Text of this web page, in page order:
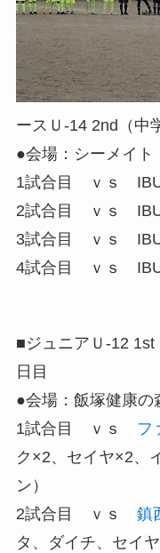
ースＵ-14 2nd（
●会場：シーメイト
1試合目 ｖｓ
2試合目 ｖｓ
3試合目 ｖｓ
4試合目 ｖｓ
■ジュニアＵ-12
日目
●会場：飯塚健康の
1試合目 ｖｓ
フ
ク×2、セイヤ×2、
ン）
2試合目 ｖｓ 鎮
タ、ダイチ、セイヤ